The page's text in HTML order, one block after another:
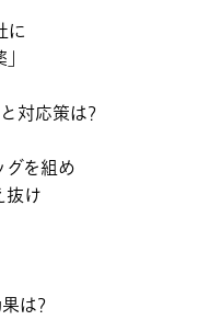
に
対応策は?
を組め
抜け
は?